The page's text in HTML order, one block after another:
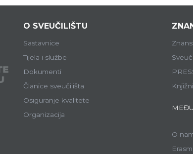
O SVEUČILIŠTU
Sastavnice
Tijela i službe
Dokumenti
Članice sveučilišta
Osiguranje kvalitete
Organizacija
O